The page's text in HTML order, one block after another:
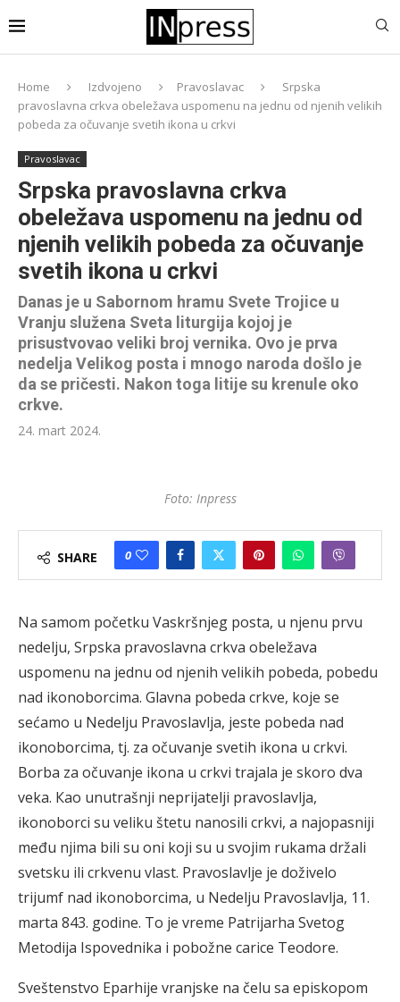
Home Izdvojeno Pravoslavac
Srpska
pravoslavna crkva obeležava uspomenu na jednu od njenih velikih
pobeda za očuvanje svetih ikona u crkvi
Pravoslavac
Srpska pravoslavna crkva
obeležava uspomenu na jednu od
njenih velikih pobeda za očuvanje
svetih ikona u crkvi
Danas je u Sabornom hramu Svete Trojice u
Vranju služena Sveta liturgija kojoj je
prisustvovao veliki broj vernika. Ovo je prva
nedelja Velikog posta i mnogo naroda došlo je
da se pričesti. Nakon toga litije su krenule oko
crkve.
24. mart 2024.
Foto: Inpress
SHARE 0
Na samom početku Vaskršnjeg posta, u njenu prvu
nedelju, Srpska pravoslavna crkva obeležava
uspomenu na jednu od njenih velikih pobeda, pobedu
nad ikonoborcima. Glavna pobeda crkve, koje se
sećamo u Nedelju Pravoslavlja, jeste pobeda nad
ikonoborcima, tj. za očuvanje svetih ikona u crkvi.
Borba za očuvanje ikona u crkvi trajala je skoro dva
veka. Кao unutrašnji neprijatelji pravoslavlja,
ikonoborci su veliku štetu nanosili crkvi, a najopasniji
među njima bili su oni koji su u svojim rukama držali
svetsku ili crkvenu vlast. Pravoslavlje je doživelo
trijumf nad ikonoborcima, u Nedelju Pravoslavlja, 11.
marta 843. godine. To je vreme Patrijarha Svetog
Metodija Ispovednika i pobožne carice Teodore.
Sveštenstvo Eparhije vranjske na čelu sa episkopom